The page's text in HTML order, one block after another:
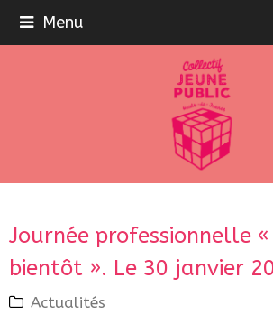
Menu
Journée professionnelle «
bientôt ». Le 30 janvier
Actualités